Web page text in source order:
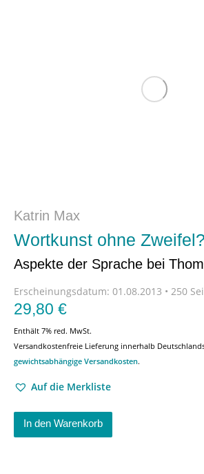
Katrin Max
Wortkunst ohne Zweifel?
Aspekte der Sprache bei
Erscheinungsdatum: 01.08.2013 • 250
29,80 €
Enthält 7% red. MwSt.
Versandkostenfreie Lieferung innerhalb
gewichtsabhängige Versandkosten.
Auf die Merkliste
In den Warenkorb